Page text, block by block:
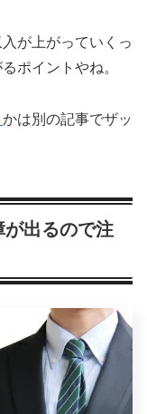
が上がっていくっ
ポイントやね。
かは別の記事でザッ
出るので注